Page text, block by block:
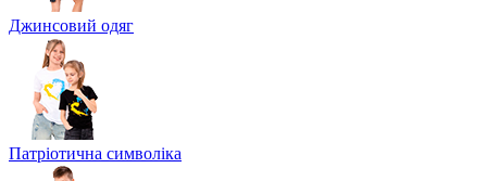
Джинсовий одяг
Патріотична символіка